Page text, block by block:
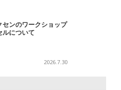
ンのワークショップ
ルについて
2026.7.30